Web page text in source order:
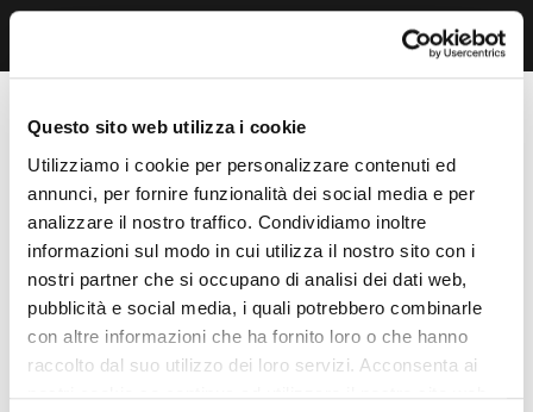
Questo sito web utilizza i cookie
Utilizziamo i cookie per personalizzare contenuti ed
annunci, per fornire funzionalità dei social media e per
analizzare il nostro traffico. Condividiamo inoltre
informazioni sul modo in cui utilizza il nostro sito con i
nostri partner che si occupano di analisi dei dati web,
pubblicità e social media, i quali potrebbero combinarle
con altre informazioni che ha fornito loro o che hanno
raccolto dal suo utilizzo dei loro servizi. Acconsenta ai